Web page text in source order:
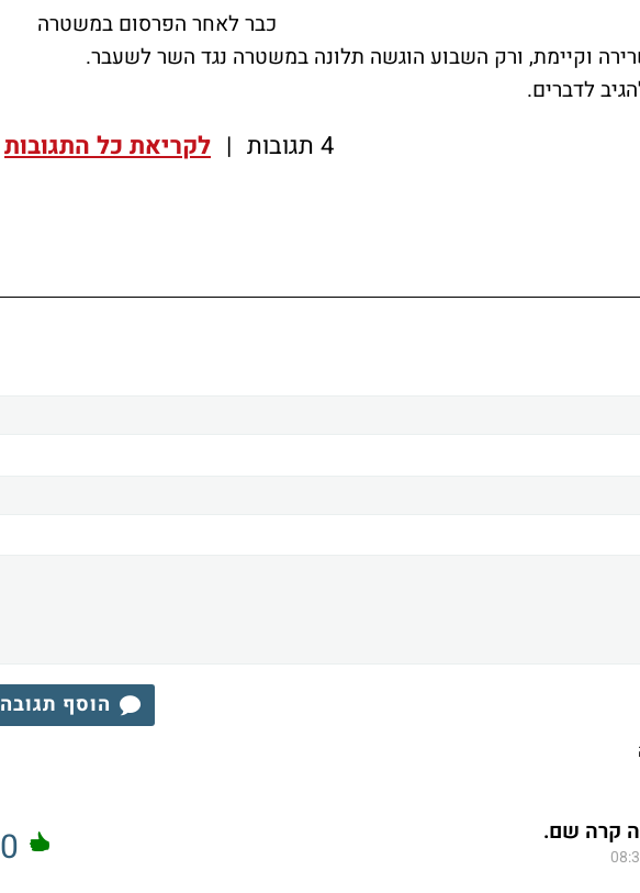
כבר לאחר הפרסום במשטרה
וקיימת, ורק השבוע הוגשה תלונה במשטרה נגד השר לשעבר.
4 תגובות | לקריאת כל התגובות
הוסף תגובה
קרה שם. 0